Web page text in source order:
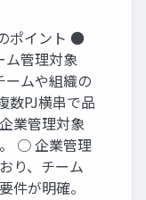
ポイント ●
ム管理対象
ームや組織の
数PJ横串で品
業管理対象
○ 企業管理
り、チーム
件が明確。